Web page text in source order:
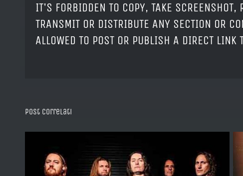
IT'S FORBIDDEN TO COPY, TAKE
TRANSMIT OR DISTRIBUTE ANY SECTION OR
ALLOWED TO POST OR PUBLISH A DIRECT
Post correlati